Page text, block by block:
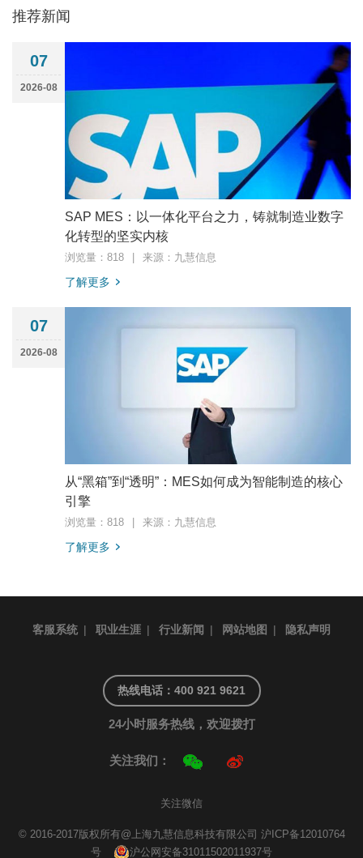
推荐新闻
07
2026-08
SAP MES：以一体化平台之力，铸就制造业数字
化转型的坚实内核
浏览量：818 来源：九慧信息
了解更多
07
2026-08
从“黑箱”到“透明”：MES如何成为智能制造的核心
引擎
浏览量：818 来源：九慧信息
了解更多
客服系统 | 职业生涯 | 行业新闻 | 网站地图 | 隐私声明
热线电话：400 921 9621
24小时服务热线，欢迎拨打
关注我们：
关注微信
© 2016-2017版权所有@上海九慧信息科技有限公司 沪ICP备12010764
号
沪公网安备31011502011937号